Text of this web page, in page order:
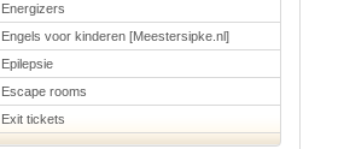
Energizers
Engels voor kinderen [Meestersipke.nl]
Epilepsie
Escape rooms
Exit tickets